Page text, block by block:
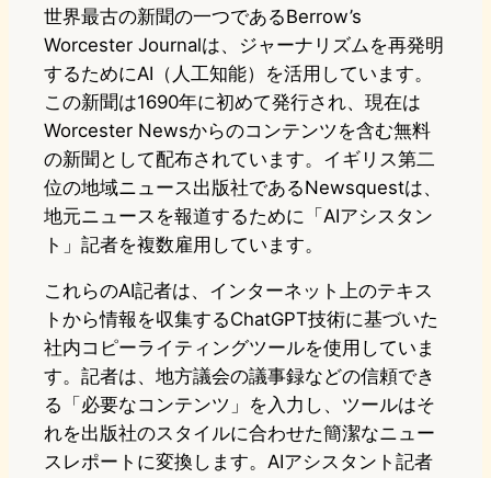
d
o
n
k
y
o
o
k
a
世界最古の新聞の一つであるBerrow’s
Worcester Journalは、ジャーナリズムを再発明
するためにAI（人工知能）を活用しています。
この新聞は1690年に初めて発行され、現在は
Worcester Newsからのコンテンツを含む無料
の新聞として配布されています。イギリス第二
位の地域ニュース出版社であるNewsquestは、
地元ニュースを報道するために「AIアシスタン
ト」記者を複数雇用しています。
これらのAI記者は、インターネット上のテキス
トから情報を収集するChatGPT技術に基づいた
社内コピーライティングツールを使用していま
す。記者は、地方議会の議事録などの信頼でき
る「必要なコンテンツ」を入力し、ツールはそ
れを出版社のスタイルに合わせた簡潔なニュー
スレポートに変換します。AIアシスタント記者